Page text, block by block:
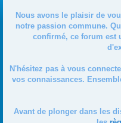
Nous avons le plaisir de
notre passion commune.
confirmé, ce forum est
N'hésitez pas à vous
vos connaissances.
Avant de plonger dans les